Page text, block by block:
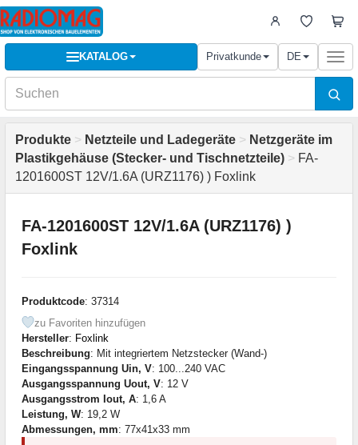
KATALOG Privatkunde DE
Produkte > Netzteile und Ladegeräte > Netzgeräte im
Plastikgehäuse (Stecker- und Tischnetzteile) > FA-
1201600ST 12V/1.6A (URZ1176) ) Foxlink
FA-1201600ST 12V/1.6A (URZ1176) )
Foxlink
Produktcode: 37314
zu Favoriten hinzufügen
Hersteller: Foxlink
Beschreibung: Mit integriertem Netzstecker (Wand-)
Eingangsspannung Uin, V: 100...240 VAC
Ausgangsspannung Uout, V: 12 V
Ausgangsstrom Iout, A: 1,6 A
Leistung, W: 19,2 W
Abmessungen, mm: 77x41x33 mm